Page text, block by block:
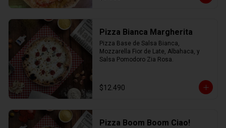
Pizza Bianca Margherita
Pizza Base de Salsa Bianca,
Mozzarella Fior de Late, Albahaca, y
Salsa Pomodoro Zia Rosa.
$12.490
Pizza Boom Boom Ciao!